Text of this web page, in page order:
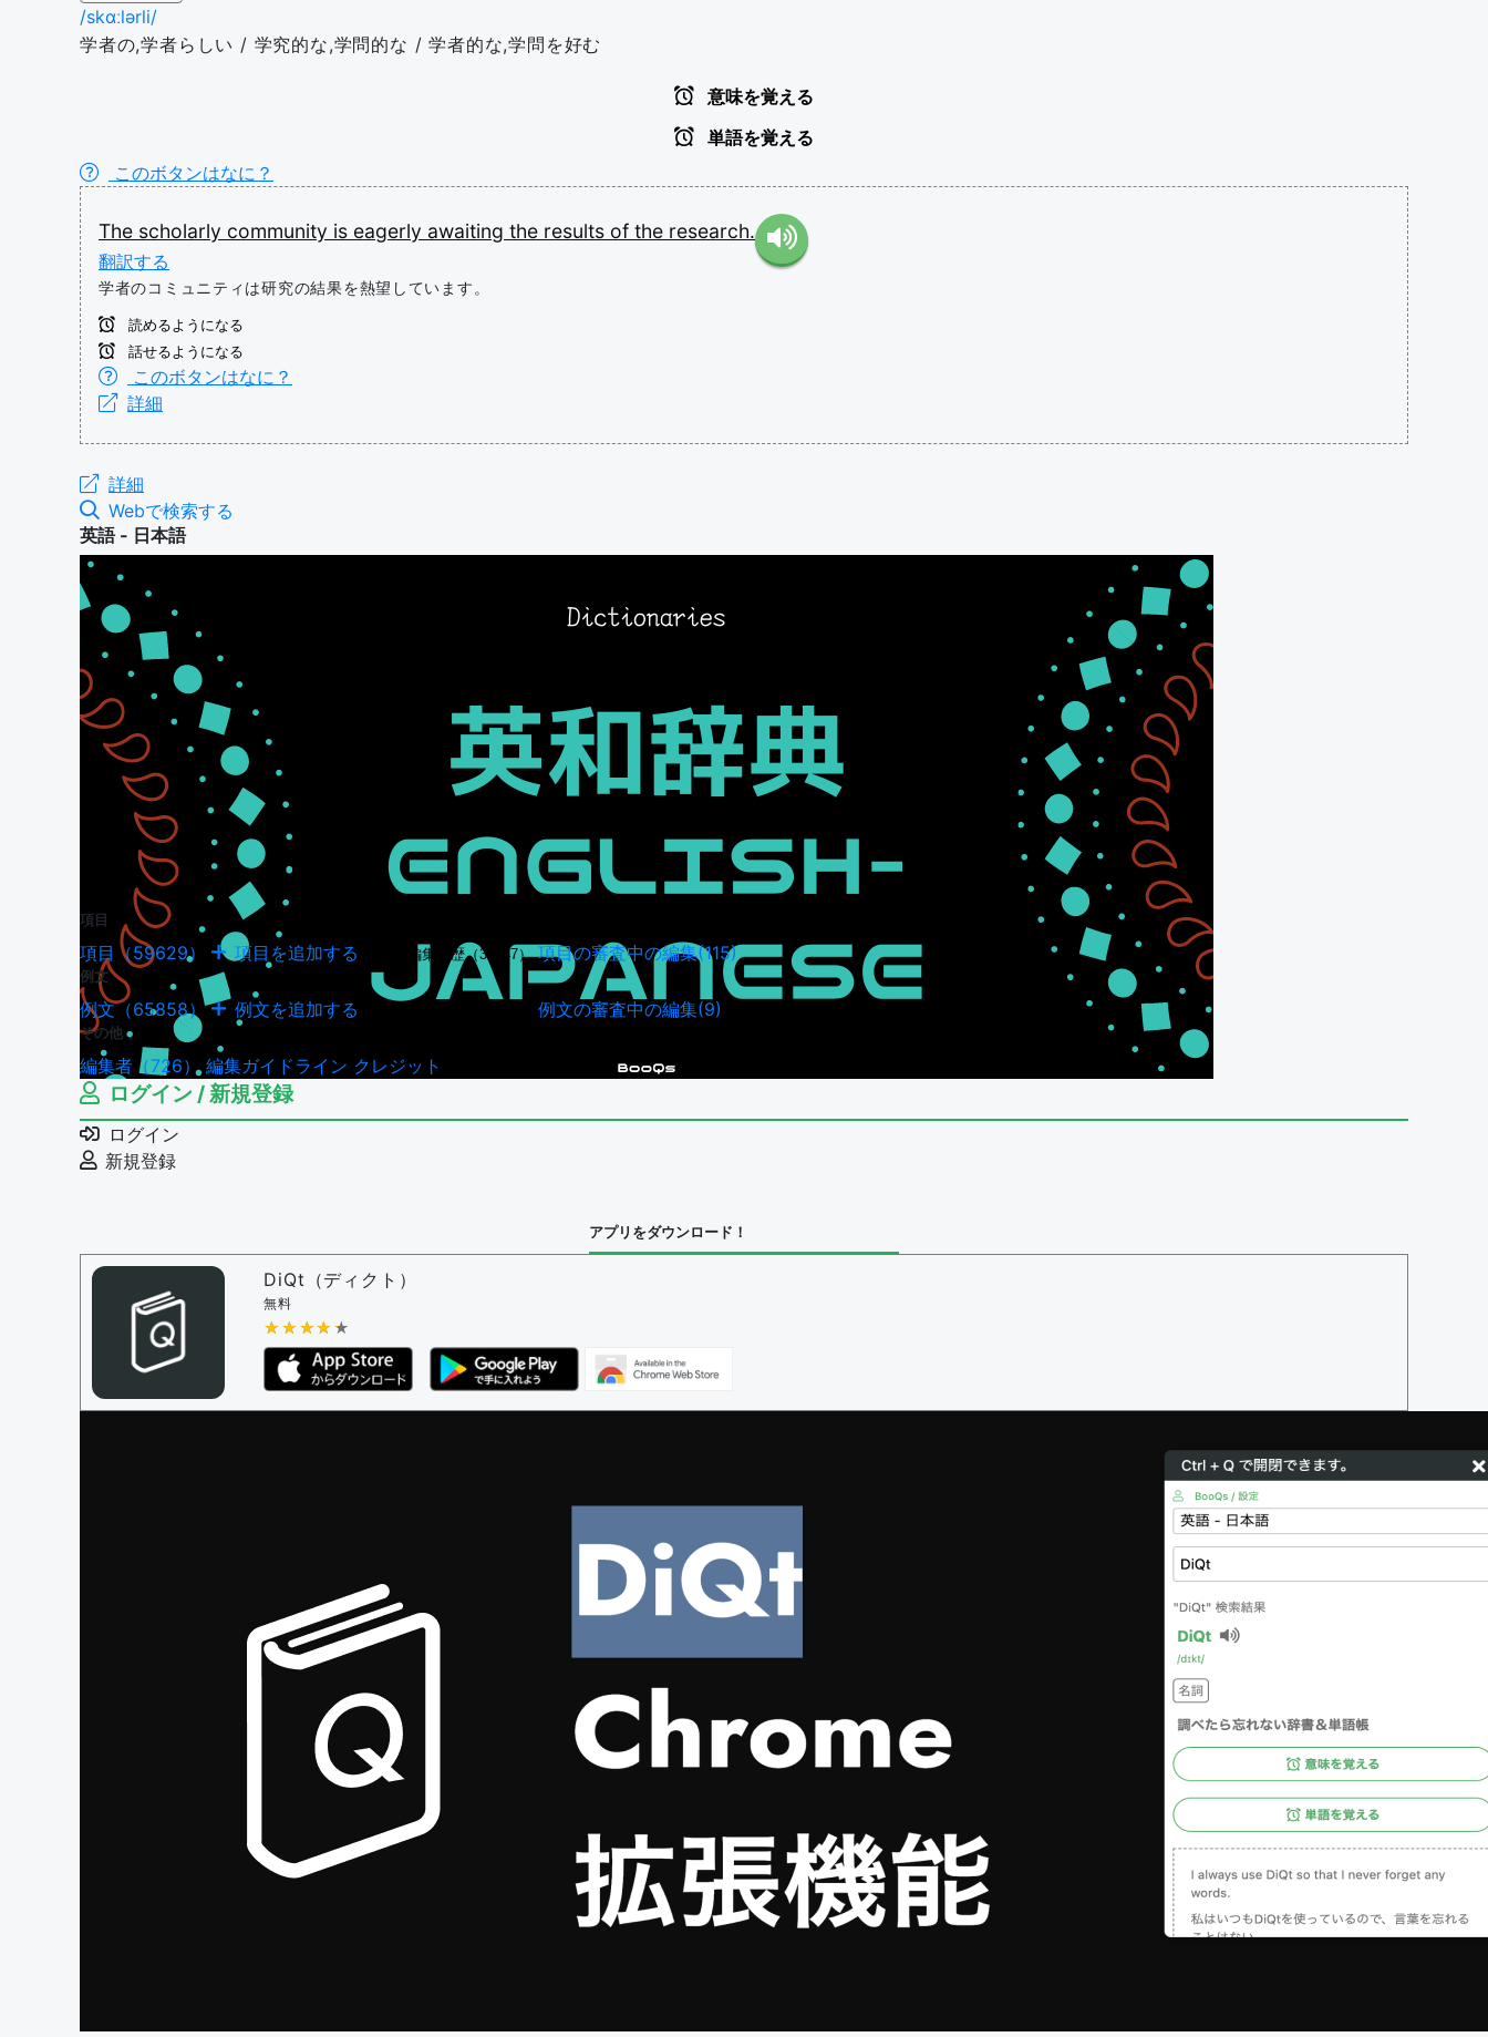
/skɑːlərli/
学者の,学者らしい / 学究的な,学問的な / 学者的な,学問を好む
意味を覚える
単語を覚える
このボタンはなに？
The scholarly community is eagerly awaiting the results of the research.
翻訳する
学者のコミュニティは研究の結果を熱望しています。
読めるようになる
話せるようになる
このボタンはなに？
詳細
詳細
Webで検索する
英語 - 日本語
項目
項目（59629） 項目を追加する 項目の編集履歴（34947） 項目の審査中の編集(115)
例文
例文（65858） 例文を追加する 例文の審査中の編集(9)
その他
編集者（726）編集ガイドライン クレジット
ログイン / 新規登録
ログイン
新規登録
アプリをダウンロード！
DiQt（ディクト）
無料
★★★★★
★★★★★